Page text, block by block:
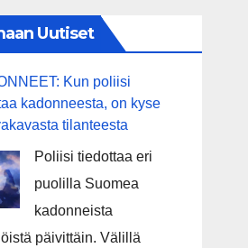
Uutiset
Kun poliisi
kadonneesta, on kyse
tilanteesta
Poliisi tiedottaa eri
puolilla Suomea
kadonneista
päivittäin. Välillä